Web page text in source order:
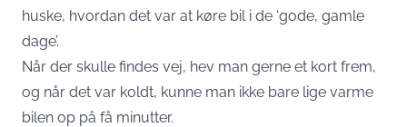
huske, hvordan det var at køre bil i de ‘gode, gamle
dage’.
Når der skulle findes vej, hev man gerne et kort frem,
og når det var koldt, kunne man ikke bare lige varme
bilen op på få minutter.